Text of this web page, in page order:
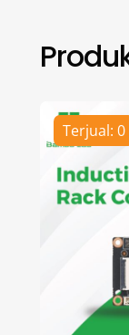
Terjual: 0